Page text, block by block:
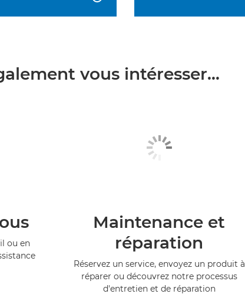
vous intéresser...
ou en
Maintenance et
réparation
Réservez un service, envoyez un produit à
réparer ou découvrez notre processus
d'entretien et de réparation